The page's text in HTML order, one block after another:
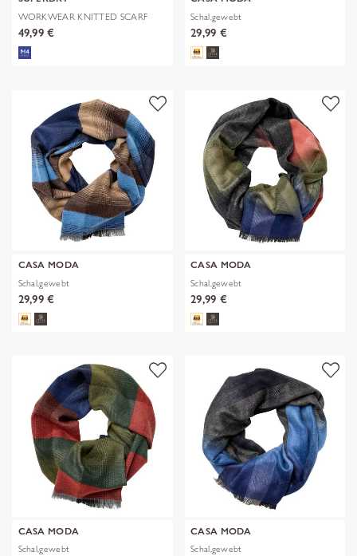
WORKWEAR KNITTED SCARF
49,99 €
Schal,gewebt
29,99 €
CASA MODA
Schal,gewebt
29,99 €
CASA MODA
Schal,gewebt
29,99 €
CASA MODA
Schal,gewebt
CASA MODA
Schal,gewebt